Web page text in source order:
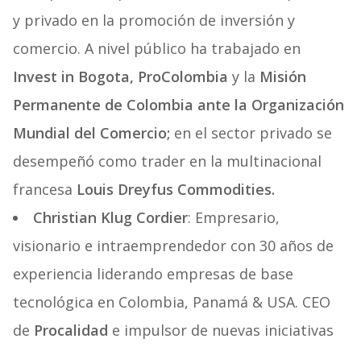
y privado en la promoción de inversión y
comercio. A nivel público ha trabajado en
Invest in Bogota, ProColombia y la Misión
Permanente de Colombia ante la Organización
Mundial del Comercio; en el sector privado se
desempeñó como trader en la multinacional
francesa Louis Dreyfus Commodities.
Christian Klug Cordier: Empresario,
visionario e intraemprendedor con 30 años de
experiencia liderando empresas de base
tecnológica en Colombia, Panamá & USA. CEO
de Procalidad e impulsor de nuevas iniciativas